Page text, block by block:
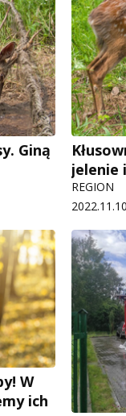
Giną
jelenie
REGION
W
ich